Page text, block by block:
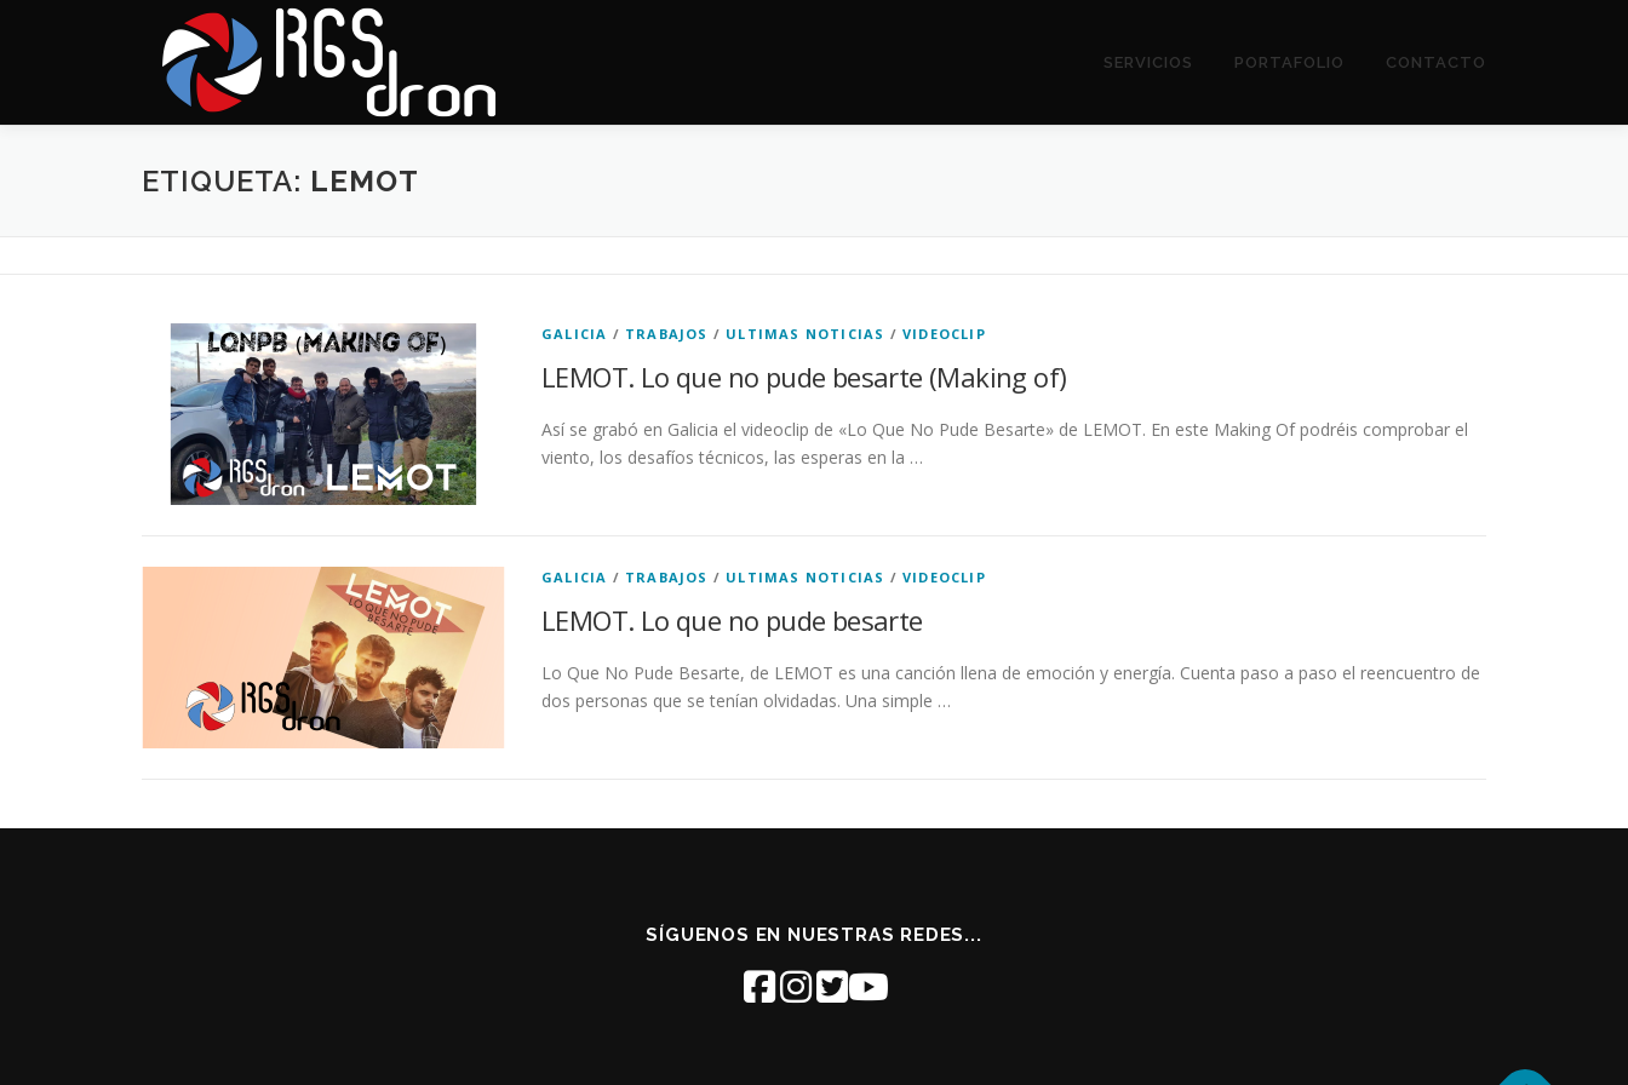
SERVICIOS PORTAFOLIO CONTACTO
ETIQUETA: LEMOT
GALICIA / TRABAJOS / ULTIMAS NOTICIAS /VIDEOCLIP
LEMOT. Lo que no pude besarte (Making of)
Así se grabó en Galicia el videoclip de «Lo Que No Pude Besarte» de LEMOT. En este Making Of podréis comprobar el
viento, los desafíos técnicos, las esperas en la …
GALICIA / TRABAJOS / ULTIMAS NOTICIAS /VIDEOCLIP
LEMOT. Lo que no pude besarte
Lo Que No Pude Besarte, de LEMOT es una canción llena de emoción y energía. Cuenta paso a paso el reencuentro de
dos personas que se tenían olvidadas. Una simple …
SÍGUENOS EN NUESTRAS REDES...